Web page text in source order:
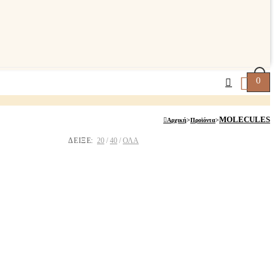
0
Αρχική>Προϊόντα>MOLECULES
ΔΕΙΞΕ: 20 40
ΟΛΑ